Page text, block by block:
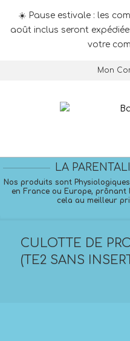
☀️ Pause estivale : les
août inclus seront
votre
Mon
Navigation
LA
Nos produits sont
en France ou Europe, prônant
cela au meilleur
CULOTTE DE
(TE2 SANS